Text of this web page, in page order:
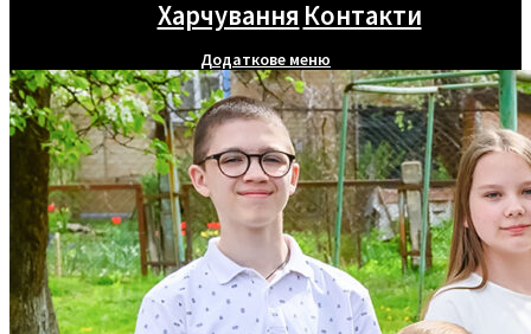
Харчування Контакти
Додаткове меню